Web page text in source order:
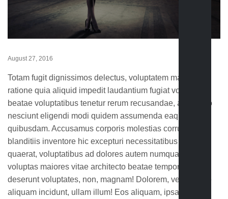
August 27, 2016
Totam fugit dignissimos delectus, voluptatem maiores
ratione quia aliquid impedit laudantium fugiat voluptas
beatae voluptatibus tenetur rerum recusandae, architecto
nesciunt eligendi modi quidem assumenda eaque
quibusdam. Accusamus corporis molestias corrupti
blanditiis inventore hic excepturi necessitatibus dicta
quaerat, voluptatibus ad dolores autem numquam quas
voluptas maiores vitae architecto beatae tempore fuga
deserunt voluptates, non, magnam! Dolorem, vero eaque
aliquam incidunt, ullam illum! Eos aliquam, ipsa officiis